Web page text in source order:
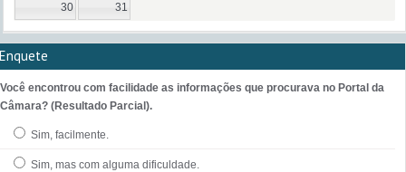
30 31
Enquete
Você encontrou com facilidade as informações que procurava no Portal da
Câmara? (Resultado Parcial).
Sim, facilmente.
Sim, mas com alguma dificuldade.